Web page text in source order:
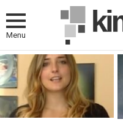
Menu
MOST
VIEWED
STORIES